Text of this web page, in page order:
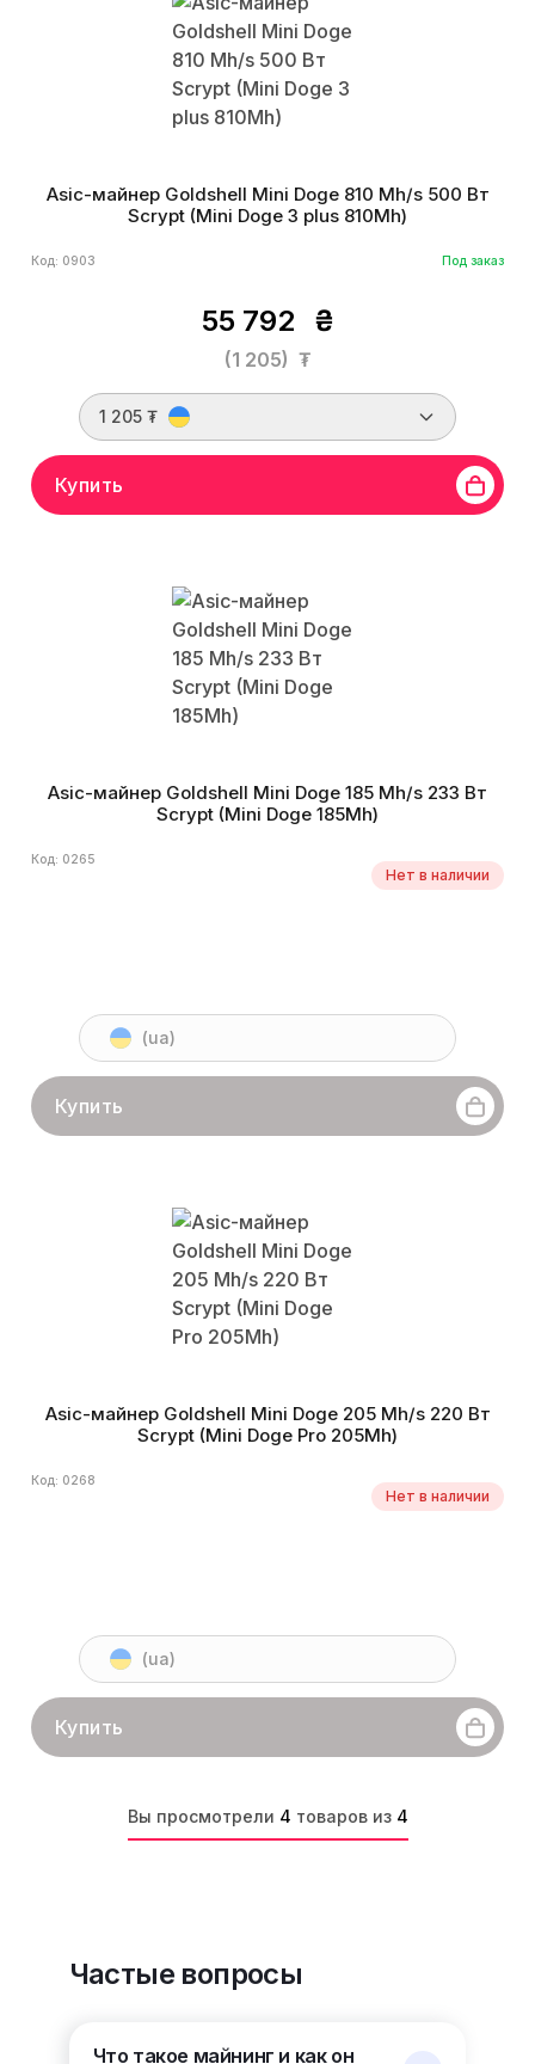
Asic-майнер Goldshell Mini Doge 810 Mh/s 500 Вт
Scrypt (Mini Doge 3 plus 810Mh)
Код: 0903 Под заказ
55 792 ₴
(1 205) ₮
1 205 ₮
Купить
Asic-майнер Goldshell Mini Doge 185 Mh/s 233 Вт
Scrypt (Mini Doge 185Mh)
Код: 0265
Нет в наличии
(ua)
Купить
Asic-майнер Goldshell Mini Doge 205 Mh/s 220 Вт
Scrypt (Mini Doge Pro 205Mh)
Код: 0268
Нет в наличии
(ua)
Купить
Вы просмотрели 4 товаров из 4
Частые вопросы
Что такое майнинг и как он